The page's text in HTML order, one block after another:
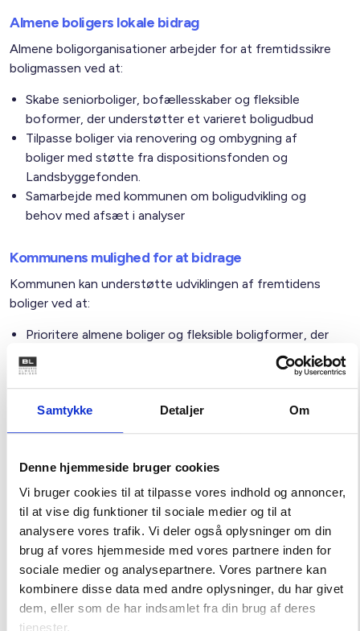
Samtykke Detaljer Om
Denne hjemmeside bruger cookies
Vi bruger cookies til at tilpasse vores indhold og annoncer,
til at vise dig funktioner til sociale medier og til at
analysere vores trafik. Vi deler også oplysninger om din
brug af vores hjemmeside med vores partnere inden for
sociale medier og analysepartnere. Vores partnere kan
kombinere disse data med andre oplysninger, du har givet
dem, eller som de har indsamlet fra din brug af deres
tjenester.
Almene boligers lokale bidrag
Almene boligorganisationer arbejder for at fremtidssikre
boligmassen ved at:
Skabe seniorboliger, bofællesskaber og fleksible
boformer, der understøtter et varieret boligudbud
Tilpasse boliger via renovering og ombygning af
boliger med støtte fra dispositionsfonden og
Landsbyggefonden.
Samarbejde med kommunen om boligudvikling og
behov med afsæt i analyser
Kommunens mulighed for at bidrage
Kommunen kan understøtte udviklingen af fremtidens
boliger ved at:
Prioritere almene boliger og fleksible boligformer, der
matcher fremtidens boligbehov og præferencer, i
lokalplanlægningen.
Understøtte tilgængelighedsløsninger og universelt
design m.v. i det eksisterende byggeri og etablering af
elevatorer.
almene boliger
Understøtte renovering af eksisterende almene
boliger, så flere har mulighed for at bo i en bolig
tilpasset deres behov
Prioritere og målrette etableringen af nære
sundhedstilbud, rammer for fysisk aktivitet, mobilitet
og fællesskaber i by- og boligområder.